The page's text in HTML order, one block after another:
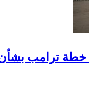
ترامب بشأن